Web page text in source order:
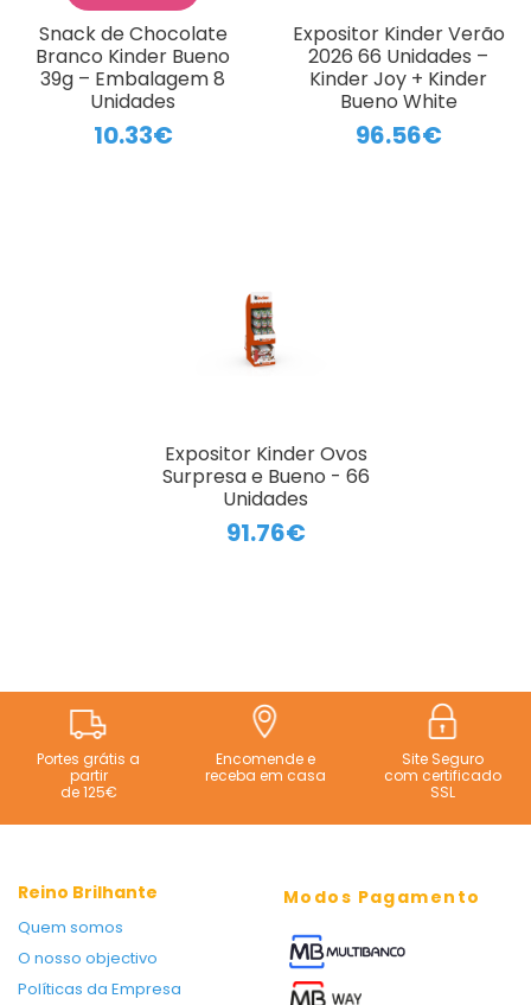
Snack de Chocolate
Branco Kinder Bueno
39g – Embalagem 8
Unidades
10.33€
Expositor Kinder Verão
2026 66 Unidades –
Kinder Joy + Kinder
Bueno White
96.56€
Expositor Kinder Ovos
Surpresa e Bueno - 66
Unidades
91.76€
Portes grátis a
partir
de 125€
Encomende e
receba em casa
Site Seguro
com certificado
SSL
Reino Brilhante
Quem somos
O nosso objectivo
Políticas da Empresa
Modos Pagamento